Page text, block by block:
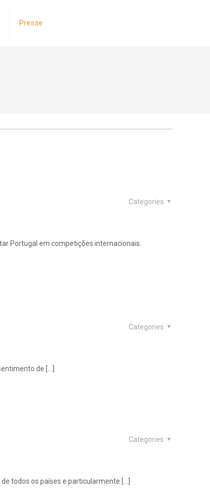
Presse
Categories
Portugal em competições internacionais.
Categories
de
Categories
todos os países e particularmente